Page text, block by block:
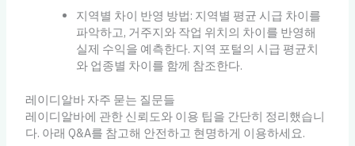
지역별 차이 반영 방법: 지역별 평균 시급 차이를
파악하고, 거주지와 작업 위치의 차이를 반영해
실제 수익을 예측한다. 지역 포털의 시급 평균치
와 업종별 차이를 함께 참조한다.
레이디알바 자주 묻는 질문들
레이디알바에 관한 신뢰도와 이용 팁을 간단히 정리했습니
다. 아래 Q&A를 참고해 안전하고 현명하게 이용하세요.